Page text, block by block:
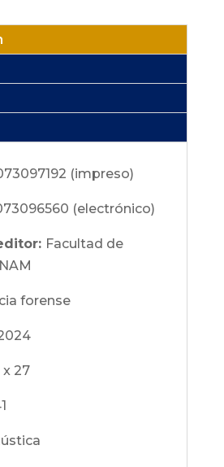
(impreso)
(electrónico)
Facultad de
forense
x 27